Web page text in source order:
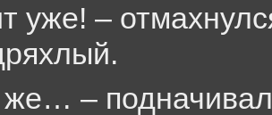
уже! –
–